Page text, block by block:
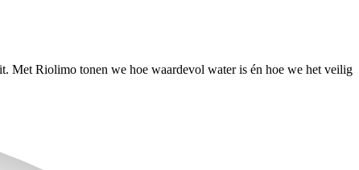
Met Riolimo tonen we hoe waardevol water is én hoe we het veilig